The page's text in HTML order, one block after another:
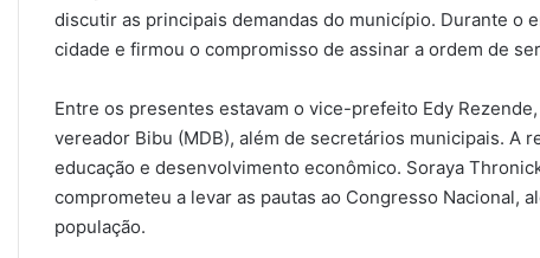
discutir as principais demandas do município. Durante o
cidade e firmou o compromisso de assinar a ordem de
Entre os presentes estavam o vice-prefeito Edy
vereador Bibu (MDB), além de secretários municipais. A
educação e desenvolvimento econômico. Soraya
comprometeu a levar as pautas ao Congresso Nacional,
população.